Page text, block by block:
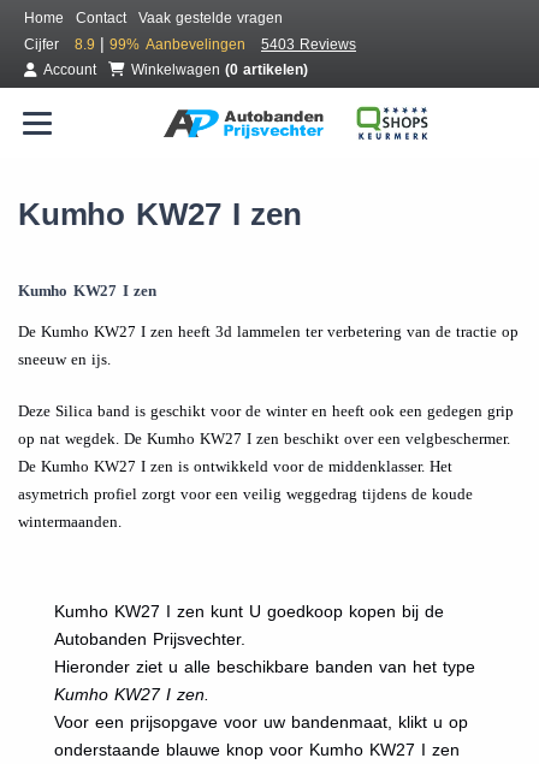
Home Contact
Vaak gestelde vragen
Cijfer
8.9 | 99% Aanbevelingen
5403 Reviews
Account
Winkelwagen (0 artikelen)
Kumho KW27 I zen
Kumho KW27 I zen
De Kumho KW27 I zen heeft 3d lammelen ter verbetering van de tractie op
sneeuw en ijs.
Deze Silica band is geschikt voor de winter en heeft ook een gedegen grip
op nat wegdek. De Kumho KW27 I zen beschikt over een velgbeschermer.
De Kumho KW27 I zen is ontwikkeld voor de middenklasser. Het
asymetrich profiel zorgt voor een veilig weggedrag tijdens de koude
wintermaanden.
Kumho KW27 I zen kunt U goedkoop kopen bij de
Autobanden Prijsvechter.
Hieronder ziet u alle beschikbare banden van het type
Kumho KW27 I zen.
Voor een prijsopgave voor uw bandenmaat, klikt u op
onderstaande blauwe knop voor Kumho KW27 I zen